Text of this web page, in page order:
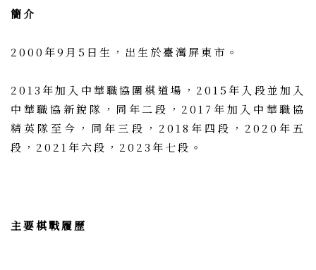
簡介
2000年9月5日生，出生於臺灣屏東市。
2013年加入中華職協圍棋道場，2015年入段並加入
中華職協新銳隊，同年二段，2017年加入中華職協
精英隊至今，同年三段，2018年四段，2020年五
段，2021年六段，2023年七段。
主要棋戰履歷